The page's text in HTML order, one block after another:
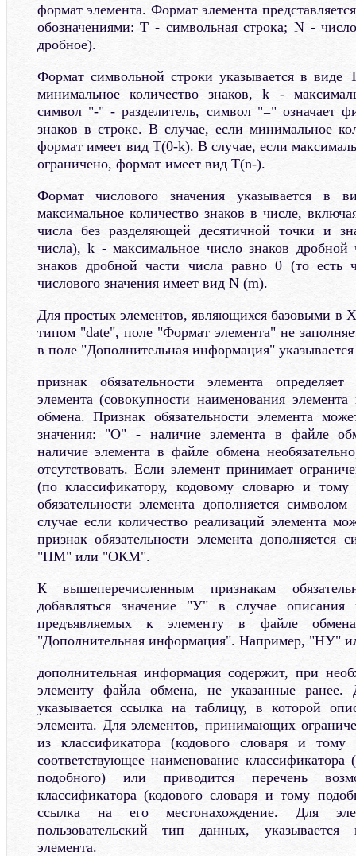
формат элемента. Формат элемента
обозначениями: T - символьная строка; N -
дробное).
Формат символьной строки указывается в
минимальное количество знаков, k -
символ "-" - разделитель, символ "=" означает
знаков в строке. В случае, если минимальное
формат имеет вид T(0-k). В случае, если
ограничено, формат имеет вид T(n-).
Формат числового значения указывается
максимальное количество знаков в числе,
числа без разделяющей десятичной точки и
числа), k - максимальное число знаков дробной
знаков дробной части числа равно 0 (то есть
числового значения имеет вид N (m).
Для простых элементов, являющихся базовыми в
типом "date", поле "Формат элемента" не
в поле "Дополнительная информация" указывается
признак обязательности элемента определяет
элемента (совокупности наименования
обмена. Признак обязательности элемента
значения: "О" - наличие элемента в файле
наличие элемента в файле обмена
отсутствовать. Если элемент принимает
(по классификатору, кодовому словарю и
обязательности элемента дополняется
случае если количество реализаций элемента
признак обязательности элемента
"НМ" или "ОКМ".
К вышеперечисленным признакам
добавляться значение "У" в случае
предъявляемых к элементу в файле
"Дополнительная информация". Например, "НУ"
дополнительная информация содержит, при
элементу файла обмена, не указанные ранее.
указывается ссылка на таблицу, в которой
элемента. Для элементов, принимающих
из классификатора (кодового словаря и тому
соответствующее наименование классификатора
подобного) или приводится перечень
классификатора (кодового словаря и тому
ссылка на его местонахождение. Для
пользовательский тип данных, указывается
элемента.